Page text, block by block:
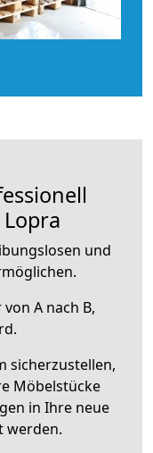
und
A nach B,
sicherzustellen,
Möbelstücke
in Ihre neue
werden.